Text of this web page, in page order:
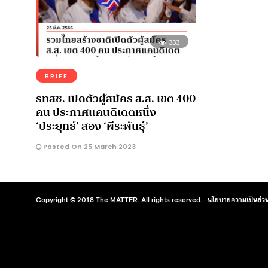
333
BRIEF
รทสช. เปิดตัวผู้สมัคร ส.ส. เขต 400
คน ประกาศแคนดิเดตหนึ่ง
‘ประยุทธ์’ สอง ‘พีระพันธุ์’
Posted On 25 March 2023
Copyright © 2018 The MATTER. All rights reserved. ·นโยบายความเป็นส่ว